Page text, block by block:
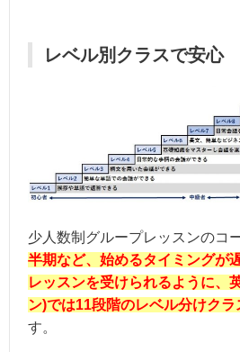
レベル別クラスで安心
少人数制グループレッスンのコ
半期など、始めるタイミングが
レッスンを受けられるように、
ン)では11段階のレベル分けクラ
す。